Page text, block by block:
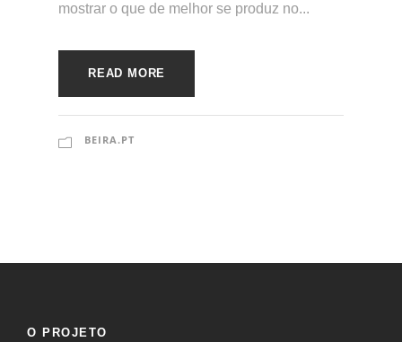
mostrar o que de melhor se produz no...
READ MORE
BEIRA.PT
O PROJETO